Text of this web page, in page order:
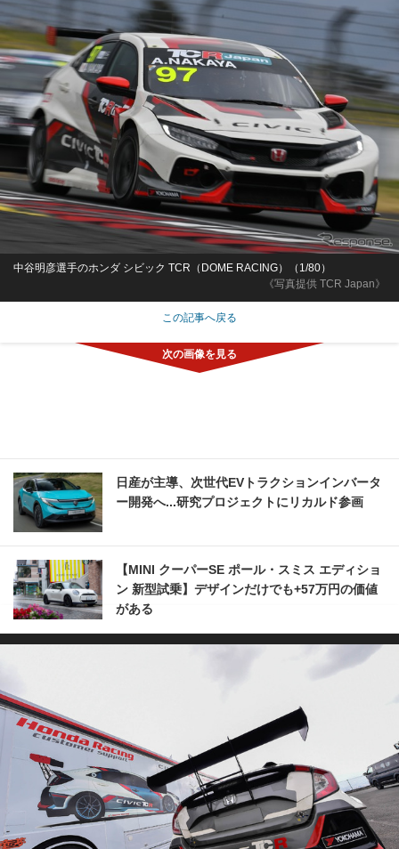
《写真提供 TCR Japan》
中谷明彦選手のホンダ シビック TCR（DOME RACING）（1/80）
この記事へ戻る
日産が主導、次世代EVトラクションインバータ
ー開発へ...研究プロジェクトにリカルド参画
【MINI クーパーSE ポール・スミス エディショ
ン 新型試乗】デザインだけでも+57万円の価値
がある